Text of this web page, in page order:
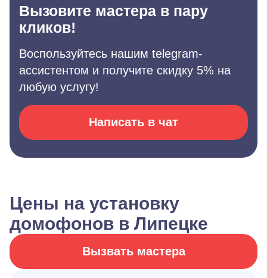
Вызовите мастера в пару
кликов!
Воспользуйтесь нашим telegram-
ассистентом и получите скидку 5% на
любую услугу!
Написать в чат
Цены на установку
домофонов в Липецке
Вызвать мастера